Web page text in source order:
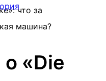
что за
машина?
«Die